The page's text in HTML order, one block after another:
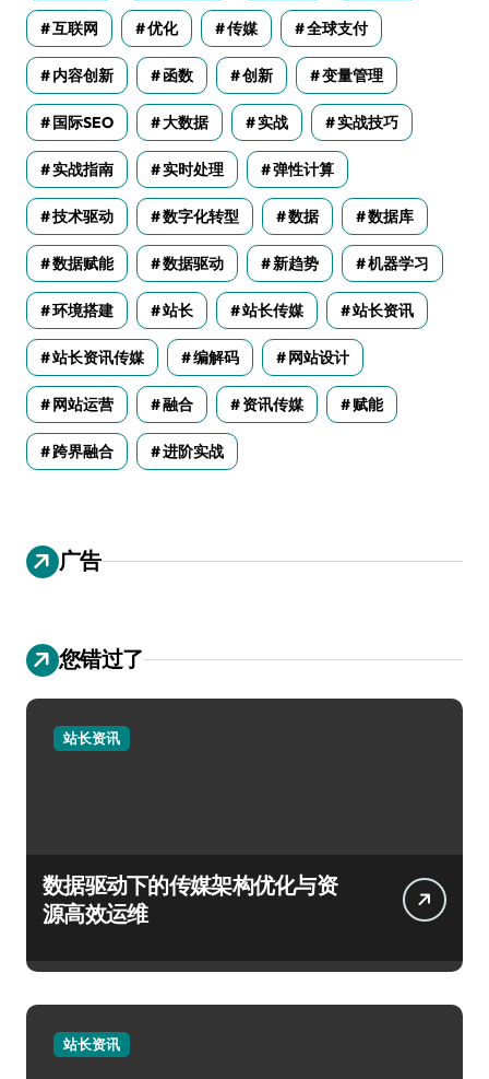
互联网 优化 传媒 全球支付
内容创新 函数 创新 变量管理
国际SEO 大数据 实战 实战技巧
实战指南 实时处理 弹性计算
技术驱动 数字化转型 数据 数据库
数据赋能 数据驱动 新趋势 机器学习
环境搭建 站长 站长传媒 站长资讯
站长资讯传媒 编解码 网站设计
网站运营 融合 资讯传媒 赋能
跨界融合 进阶实战
广告
您错过了
站长资讯
数据驱动下的传媒架构优化与资
源高效运维
站长资讯